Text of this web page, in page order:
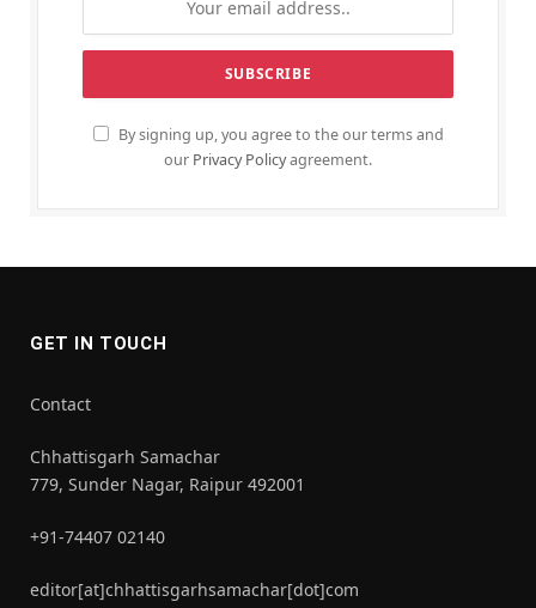
By signing up, you agree to the our terms and
our Privacy Policyagreement.
GET IN TOUCH
Contact
Chhattisgarh Samachar
779, Sunder Nagar, Raipur 492001
+91-74407 02140
editor[at]chhattisgarhsamachar[dot]com